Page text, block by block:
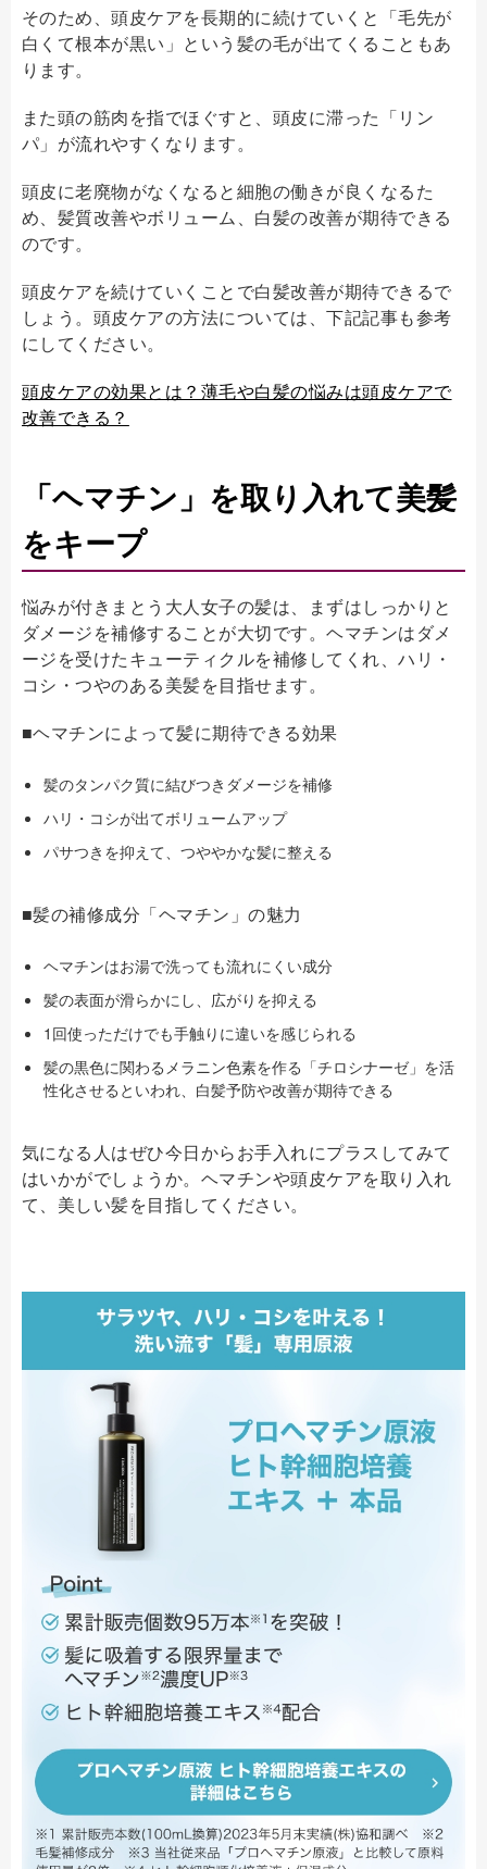
そのため、頭皮ケアを長期的に続けていくと「毛先が
白くて根本が黒い」という髪の毛が出てくることもあ
ります。
また頭の筋肉を指でほぐすと、頭皮に滞った「リン
パ」が流れやすくなります。
頭皮に老廃物がなくなると細胞の働きが良くなるた
め、髪質改善やボリューム、白髪の改善が期待できる
のです。
頭皮ケアを続けていくことで白髪改善が期待できるで
しょう。頭皮ケアの方法については、下記記事も参考
にしてください。
頭皮ケアの効果とは？薄毛や白髪の悩みは頭皮ケアで
改善できる？
「ヘマチン」を取り入れて美髪
をキープ
悩みが付きまとう大人女子の髪は、まずはしっかりと
ダメージを補修することが大切です。ヘマチンはダメ
ージを受けたキューティクルを補修してくれ、ハリ・
コシ・つやのある美髪を目指せます。
■ヘマチンによって髪に期待できる効果
髪のタンパク質に結びつきダメージを補修
ハリ・コシが出てボリュームアップ
パサつきを抑えて、つややかな髪に整える
■髪の補修成分「ヘマチン」の魅力
ヘマチンはお湯で洗っても流れにくい成分
髪の表面が滑らかにし、広がりを抑える
1回使っただけでも手触りに違いを感じられる
髪の黒色に関わるメラニン色素を作る「チロシナーゼ」を活
性化させるといわれ、白髪予防や改善が期待できる
気になる人はぜひ今日からお手入れにプラスしてみて
はいかがでしょうか。ヘマチンや頭皮ケアを取り入れ
て、美しい髪を目指してください。